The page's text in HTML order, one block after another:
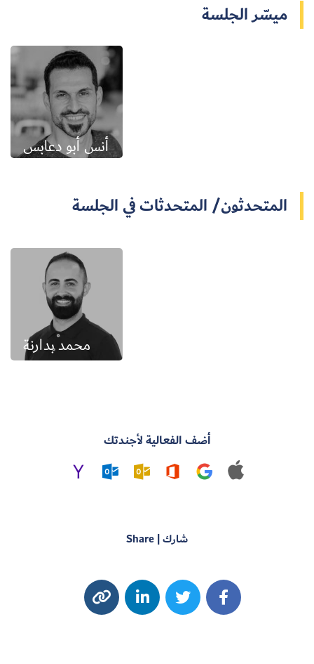
ميسّر الجلسة
أنس أبو دعابس
المتحدثون/ المتحدثات في الجلسة
محمد بدارنة
أضف الفعالية لأجندتك
شارك | Share